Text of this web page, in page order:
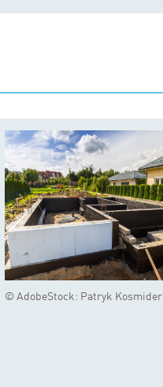
© AdobeStock: Patryk Kosmider